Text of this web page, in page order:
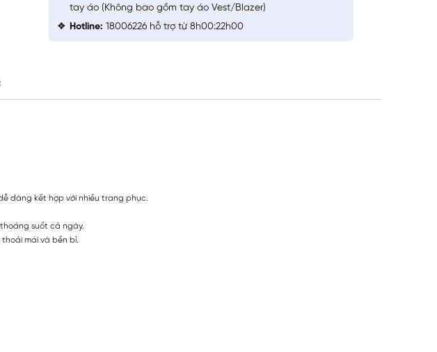
tay áo (Không bao gồm tay áo Vest/Blazer)
Hotline: 18006226 hỗ trợ từ 8h00:22h00
dàng kết hợp với nhiều trang phục.
suốt cả ngày.
mái và bền bỉ.